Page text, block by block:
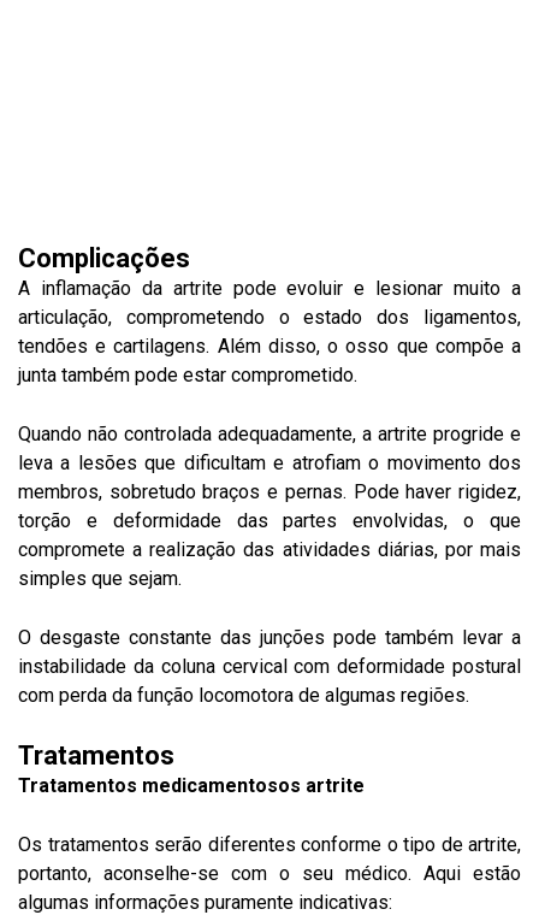
Complicações
A inflamação da artrite pode evoluir e lesionar muito a
articulação, comprometendo o estado dos ligamentos,
tendões e cartilagens. Além disso, o osso que compõe a
junta também pode estar comprometido.
Quando não controlada adequadamente, a artrite progride e
leva a lesões que dificultam e atrofiam o movimento dos
membros, sobretudo braços e pernas. Pode haver rigidez,
torção e deformidade das partes envolvidas, o que
compromete a realização das atividades diárias, por mais
simples que sejam.
O desgaste constante das junções pode também levar a
instabilidade da coluna cervical com deformidade postural
com perda da função locomotora de algumas regiões.
Tratamentos
Tratamentos medicamentosos artrite
Os tratamentos serão diferentes conforme o tipo de artrite,
portanto, aconselhe-se com o seu médico. Aqui estão
algumas informações puramente indicativas: